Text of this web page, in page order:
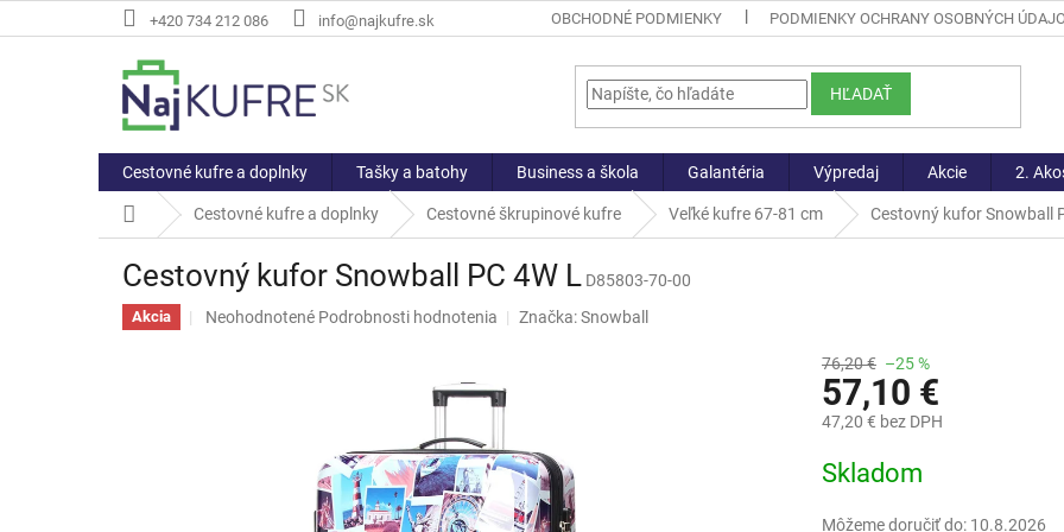
na
+420 734 212 086 info@najkufre.sk OBCHODNÉ PODMIENKY PODMIENKY OCHRANY OSOBNÝCH
HĽADAŤ
Cestovné kufre a doplnky Tašky a batohy Business a škola Galantéria Výpredaj Akcie 2.
DomovCestovné kufre a doplnky Cestovné škrupinové kufre Veľké kufre 67-81 cm Cestovný kufor Snowball
Cestovný kufor Snowball PC 4W L D85803-70-00
Akcia
Priemerné
Neohodnotené Podrobnosti hodnotenia Značka:Snowball
76,20 € –25 %
57,10 €
47,20 € bez DPH
cena:
Skladom
Môžeme doručiť do: 10.8.2026